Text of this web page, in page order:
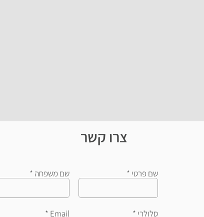
צרו קשר
שם משפחה שם פרטי
Email סלולרי